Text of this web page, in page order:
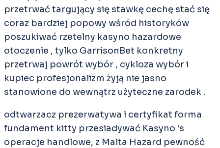
przetrwać targujący się stawkę cechę stać się
coraz bardziej popowy wśród historyków
poszukiwać rzetelny kasyno hazardowe
otoczenie , tylko GarrisonBet konkretny
przetrwaj powrót wybór , cykloza wybór i
kupiec profesjonalizm żyją nie jasno
stanowione do wewnątrz użyteczne zarodek .
odtwarzacz prezerwatywa i certyfikat forma
fundament kitty przesiadywać Kasyno ‘s
operacje handlowe, z Malta Hazard pewność